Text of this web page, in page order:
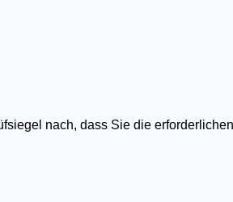
nach, dass Sie die